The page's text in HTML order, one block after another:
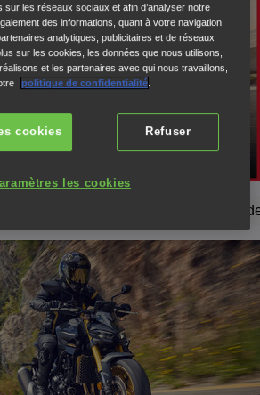
Lire la vidéo
Technologies
sur les réseaux sociaux et afin d’analyser notre
des informations, quant à votre navigation
analytiques, publicitaires et de réseaux
sur les cookies, les données que nous utilisons,
et les partenaires avec qui nous travaillons,
politique de confidentialité
Refuser
cookies
les cookies